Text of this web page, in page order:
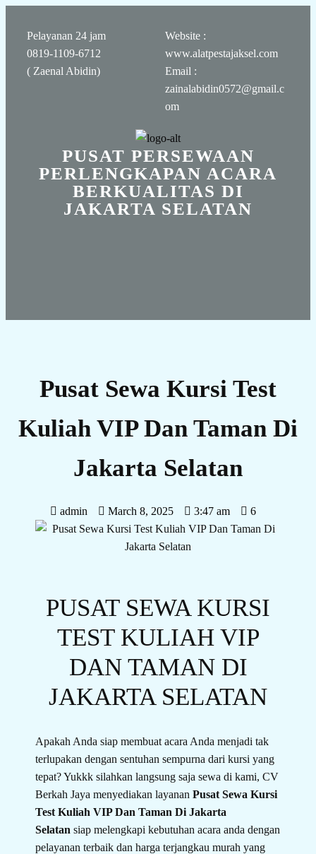
Pelayanan 24 jam
0819-1109-6712
( Zaenal Abidin)
Website :
www.alatpestajaksel.com
Email :
zainalabidin0572@gmail.c
om
PUSAT PERSEWAAN
PERLENGKAPAN ACARA
BERKUALITAS DI
JAKARTA SELATAN
Pusat Sewa Kursi Test
Kuliah VIP Dan Taman Di
Jakarta Selatan
admin March 8, 2025 3:47 am 6
PUSAT SEWA KURSI
TEST KULIAH VIP
DAN TAMAN DI
JAKARTA SELATAN
Apakah Anda siap membuat acara Anda menjadi tak
terlupakan dengan sentuhan sempurna dari kursi yang
tepat? Yukkk silahkan langsung saja sewa di kami, CV
Berkah Jaya menyediakan layanan Pusat Sewa Kursi
Test Kuliah VIP Dan Taman Di Jakarta
Selatansiap melengkapi kebutuhan acara anda dengan
pelayanan terbaik dan harga terjangkau murah yang